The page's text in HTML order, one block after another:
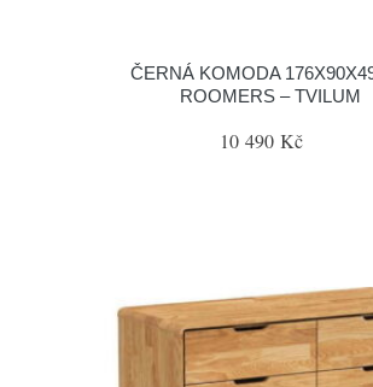
ČERNÁ KOMODA
ROOMERS – TVILUM
10 490 Kč